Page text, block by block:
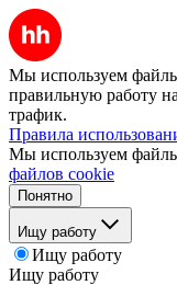
Мы используем
правильную работу
трафик.
Правила
Мы используем
файлов cookie
Понятно
Ищу работу
Ищу работу
Ищу работу